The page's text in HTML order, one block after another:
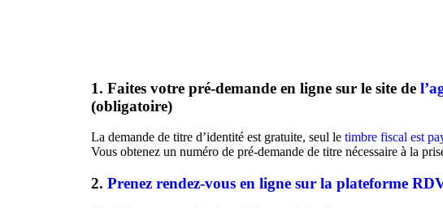
1. Faites votre pré-demande en ligne sur le site de
(obligatoire)
La demande de titre d’identité est gratuite, seul le timbre fiscal est
Vous obtenez un numéro de pré-demande de titre nécessaire à la
2. Prenez rendez-vous en ligne sur la plateforme